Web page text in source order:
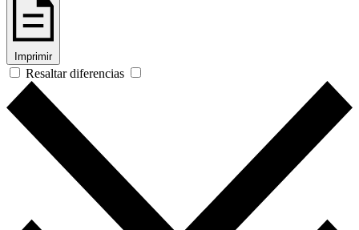
Imprimir
Resaltar diferencias